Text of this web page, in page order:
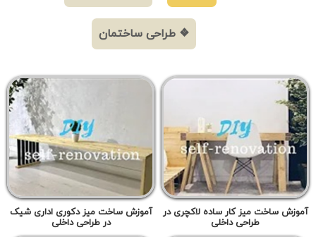
❖ طراحی ساختمان
آموزش ساخت میز کار ساده لاکچری در
طراحی داخلی
آموزش ساخت میز دکوری اداری شیک
در طراحی داخلی